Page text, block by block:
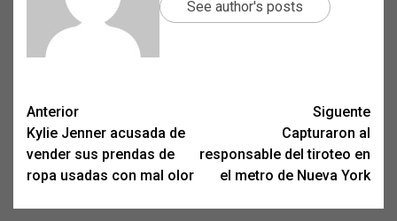
See author's posts
Post
navigation
Anterior
Kylie Jenner acusada de
vender sus prendas de
ropa usadas con mal olor
Siguente
Capturaron al
responsable del tiroteo en
el metro de Nueva York